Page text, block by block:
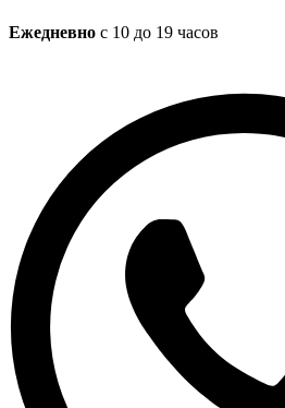
Ежедневно с 10 до 19 часов